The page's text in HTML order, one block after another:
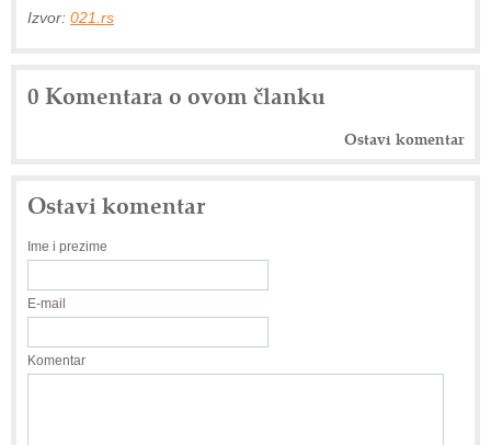
Izvor: 021.rs
0 Komentara o ovom članku
Ostavi komentar
Ostavi komentar
Ime i prezime
E-mail
Komentar